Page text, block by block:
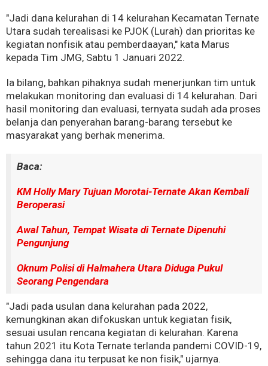
"Jadi dana kelurahan di 14 kelurahan Kecamatan Ternate
Utara sudah terealisasi ke PJOK (Lurah) dan prioritas ke
kegiatan nonfisik atau pemberdaayan," kata Marus
kepada Tim JMG, Sabtu 1 Januari 2022.
Ia bilang, bahkan pihaknya sudah menerjunkan tim untuk
melakukan monitoring dan evaluasi di 14 kelurahan. Dari
hasil monitoring dan evaluasi, ternyata sudah ada proses
belanja dan penyerahan barang-barang tersebut ke
masyarakat yang berhak menerima.
Baca:
KM Holly Mary Tujuan Morotai-Ternate Akan Kembali
Beroperasi
Awal Tahun, Tempat Wisata di Ternate Dipenuhi
Pengunjung
Oknum Polisi di Halmahera Utara Diduga Pukul
Seorang Pengendara
"Jadi pada usulan dana kelurahan pada 2022,
kemungkinan akan difokuskan untuk kegiatan fisik,
sesuai usulan rencana kegiatan di kelurahan. Karena
tahun 2021 itu Kota Ternate terlanda pandemi COVID-19,
sehingga dana itu terpusat ke non fisik," ujarnya.